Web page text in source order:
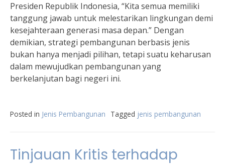
Presiden Republik Indonesia, “Kita semua memiliki
tanggung jawab untuk melestarikan lingkungan demi
kesejahteraan generasi masa depan.” Dengan
demikian, strategi pembangunan berbasis jenis
bukan hanya menjadi pilihan, tetapi suatu keharusan
dalam mewujudkan pembangunan yang
berkelanjutan bagi negeri ini.
Posted in Jenis Pembangunan Tagged jenis pembangunan
Tinjauan Kritis terhadap